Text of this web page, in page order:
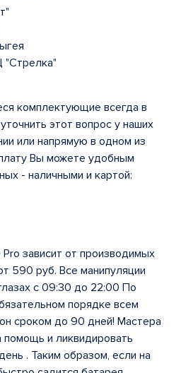
"Стрелка"
комплектующие всегда в
этот вопрос у наших
или напрямую в одном из
Вы можете удобным
- наличными и картой:
зависит от производимых
590 руб. Все манипуляции
с 09:30 до 22:00 По
порядке всем
сроком до 90 дней! Мастера
помощь и ликвидировать
. Таким образом, если на